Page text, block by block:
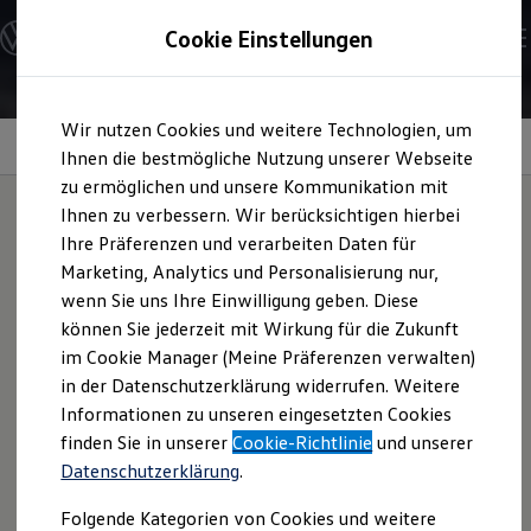
Hauptinhalt
springen
Footer
springen
Modelle und Konfigurator
Konfigurator
Modelle vergleichen
Elektroautos
ENERGY Sondermodelle
Nutzfahrzeuge
SUV und CUV
Familienautos
Kombis
Kompaktwagen
Sportwagen
Schnell verfügbare Fahrzeuge
Angebote und Produkte
Aktuelle Angebote
E-Auto-Förderung
Volkswagen Marktplatz
Die ENERGY Sondermodelle
Junge Gebrauchtwagen und Gebrauchtwagen
Volkswagen Zertifizierte Gebrauchtwagen
Elektromobilität bei Gebrauchtwagen
Saisonangebote
Information
Jetta6Highlights
Jetta6 Hybrid:Mit dem Hybrid haben Sie eine kraftvolle
Kombination aus einem aufgeladenen TSI-
Benzindirekteinspritzer (110 kW/150 PS) und einem
Elektromotor (20 kW/27 PS). Hohe Effizienz bei niedrigeren
Verbrauchswerten und das mit Dynamik und Komfort. Die
Basisausstattungsversion ist die „Comfortline“.
Cookie Einstellungen
Wir nutzen Cookies und weitere Technologien, um
Ihnen die bestmögliche Nutzung unserer Webseite
zu ermöglichen und unsere Kommunikation mit
Ihnen zu verbessern. Wir berücksichtigen hierbei
Ihre Präferenzen und verarbeiten Daten für
Marketing, Analytics und Personalisierung nur,
wenn Sie uns Ihre Einwilligung geben. Diese
können Sie jederzeit mit Wirkung für die Zukunft
im Cookie Manager (Meine Präferenzen verwalten)
in der Datenschutzerklärung widerrufen. Weitere
Informationen zu unseren eingesetzten Cookies
finden Sie in unsererCookie-Richtlinie und unserer
Datenschutzerklärung.
Folgende Kategorien von Cookies und weitere